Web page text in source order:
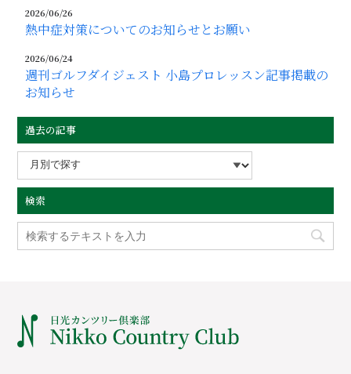
2026/06/26
熱中症対策についてのお知らせとお願い
2026/06/24
週刊ゴルフダイジェスト 小島プロレッスン記事掲載の
お知らせ
過去の記事
検索